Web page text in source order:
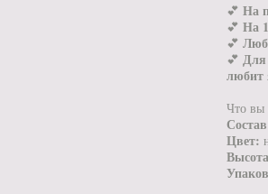
💕 На
💕 На
💕
💕
любит
Что вы
Цвет: